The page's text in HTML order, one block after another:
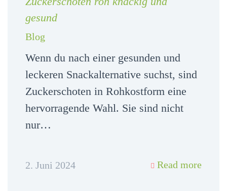
gesund
Blog
Wenn du nach einer gesunden und
leckeren Snackalternative suchst, sind
Zuckerschoten in Rohkostform eine
hervorragende Wahl. Sie sind nicht
nur…
2. Juni 2024 Read more